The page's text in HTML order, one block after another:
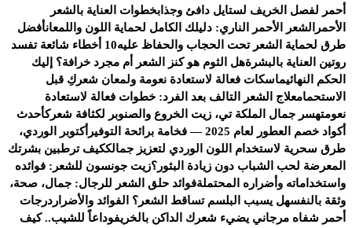
أحمر لفصل الخريف لستايل دافئ وجذابخطوات العناية بالشعر
الأحمر الشعر الأحمر الناري: دليلك الكامل لحماية اللون واللمعانأفضل
طرق لحماية الشعر تحت الحجاب والحفاظ عليه
10 أخطاء شائعة تفسد
روتين العناية بالبشرةهل الثوم هو كنز الشعر أم مجرد خرافة؟ إليك
الحكم النهائيماسكات فعالة لاستعادة نعومة ولمعان شعركِ قبل
الاستحمامعلاج الشعر التالف بعد الفرد: خطوات فعالة لاستعادة
نعومتهسر جمال الملكة تي، زيت الخروع والصنوبر لكثافة شعركأحدث
أكواد خصم العطور لعام 2025 — فخامة برائحة التوفير
أكتوبر الوردي،
طرق سحرية لاستخدام اللون الوردي لتعزيز جمالككيف ترطبين بشرتك
المعرضة لحب الشباب دون زيادة البثور؟زيت جونسون للشعر: فوائده
واستخداماته وأضراره المحتملةفوائد حلق الشعر للرجال: جمال، صحة،
وثقة بالنفسهل يسبب البلسم تساقط الشعر؟ الفوائد والأضرار درجات
أحمر شفاه مرجاني يضيء شعرك الداكن بالخريفوداعاً للشيب.. كيف